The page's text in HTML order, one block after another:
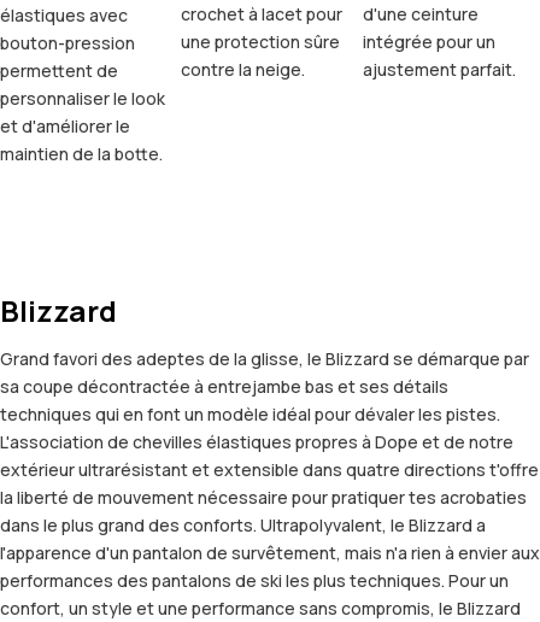
élastiques avec
bouton-pression
permettent de
personnaliser le look
et d'améliorer le
maintien de la botte.
crochet à lacet pour
une protection sûre
contre la neige.
d'une ceinture
intégrée pour un
ajustement parfait.
Blizzard
Grand favori des adeptes de la glisse, le Blizzard se démarque par
sa coupe décontractée à entrejambe bas et ses détails
techniques qui en font un modèle idéal pour dévaler les pistes.
L'association de chevilles élastiques propres à Dope et de notre
extérieur ultrarésistant et extensible dans quatre directions t'offre
la liberté de mouvement nécessaire pour pratiquer tes acrobaties
dans le plus grand des conforts. Ultrapolyvalent, le Blizzard a
l'apparence d'un pantalon de survêtement, mais n'a rien à envier aux
performances des pantalons de ski les plus techniques. Pour un
confort, un style et une performance sans compromis, le Blizzard